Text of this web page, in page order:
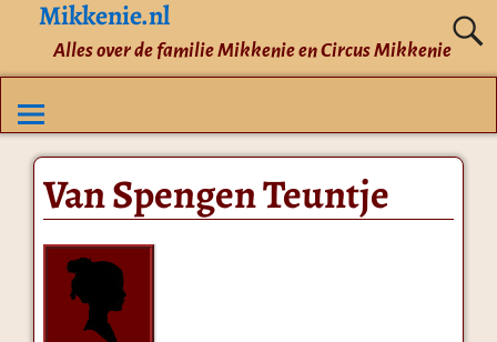
Mikkenie.nl
Alles over de familie Mikkenie en Circus Mikkenie
Van Spengen Teuntje